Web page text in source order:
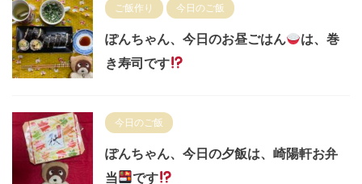
ご飯作り 今日のご飯
ぽんちゃん、今日のお昼ごはん
は、巻
き寿司です
今日のご飯
ぽんちゃん、今日の夕飯は、崎陽軒お弁
当
です